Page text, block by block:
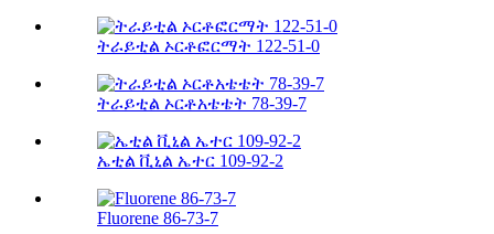
ትራይቲል ኦርቶፎርማት 122-51-0
ትራይቲል ኦርቶአቴቴት 78-39-7
ኤቲል ቪኒል ኤተር 109-92-2
Fluorene 86-73-7